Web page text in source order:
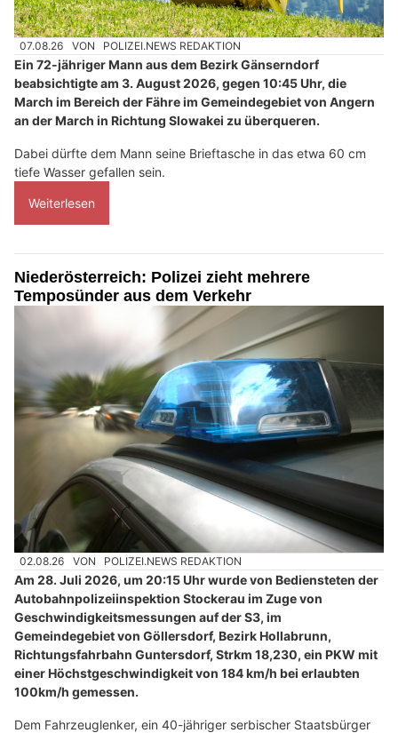
07.08.26 VON POLIZEI.NEWS REDAKTION
Ein 72-jähriger Mann aus dem Bezirk Gänserndorf
beabsichtigte am 3. August 2026, gegen 10:45 Uhr, die
March im Bereich der Fähre im Gemeindegebiet von Angern
an der March in Richtung Slowakei zu überqueren.
Dabei dürfte dem Mann seine Brieftasche in das etwa 60 cm
tiefe Wasser gefallen sein.
Weiterlesen
Niederösterreich: Polizei zieht mehrere
Temposünder aus dem Verkehr
02.08.26 VON POLIZEI.NEWS REDAKTION
Am 28. Juli 2026, um 20:15 Uhr wurde von Bediensteten der
Autobahnpolizeiinspektion Stockerau im Zuge von
Geschwindigkeitsmessungen auf der S3, im
Gemeindegebiet von Göllersdorf, Bezirk Hollabrunn,
Richtungsfahrbahn Guntersdorf, Strkm 18,230, ein PKW mit
einer Höchstgeschwindigkeit von 184 km/h bei erlaubten
100km/h gemessen.
Dem Fahrzeuglenker, ein 40-jähriger serbischer Staatsbürger